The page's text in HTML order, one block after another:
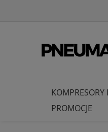
PROMOCJE